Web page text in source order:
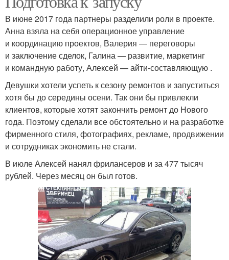
В июне 2017 года партнеры разделили роли в проекте.
Анна взяла на себя операционное управление
и координацию проектов, Валерия — переговоры
и заключение сделок, Галина — развитие, маркетинг
и командную работу, Алексей — айти-составляющую .
Девушки хотели успеть к сезону ремонтов и запуститься
хотя бы до середины осени. Так они бы привлекли
клиентов, которые хотят закончить ремонт до Нового
года. Поэтому сделали все обстоятельно и на разработке
фирменного стиля, фотографиях, рекламе, продвижении
и сотрудниках экономить не стали.
В июле Алексей нанял фрилансеров и за 477 тысяч
рублей. Через месяц он был готов.